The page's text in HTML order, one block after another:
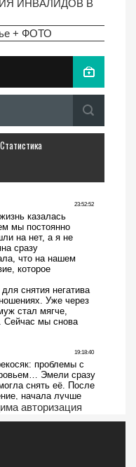
ИНВАЛИДОВ В
+ ФОТО
Статистика
авторизация